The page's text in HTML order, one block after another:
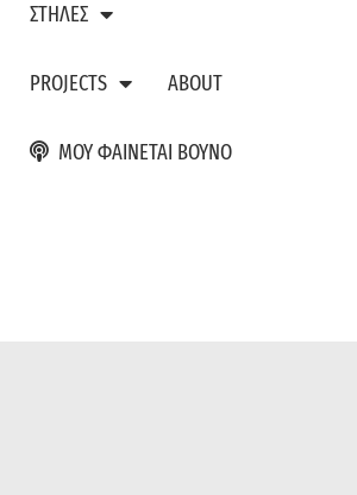
ΣΤΗΛΕΣ
PROJECTS ABOUT
ΜΟΥ ΦΑΙΝΕΤΑΙ ΒΟΥΝΟ